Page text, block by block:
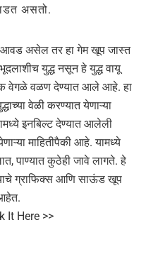
असतो.
आवड असेल तर हा गेम खूप जास्त
युद्ध नसून हे युद्ध वायू
वेगळे वळण देण्यात आले आहे. हा
वेळी करण्यात येणाऱ्या
इनबिल्ट देण्यात आलेली
माहितीपैकी आहे. यामध्ये
पाण्यात कुठेही जावे लागते. हे
ग्राफिक्स आणि साऊंड खूप
It Here >>